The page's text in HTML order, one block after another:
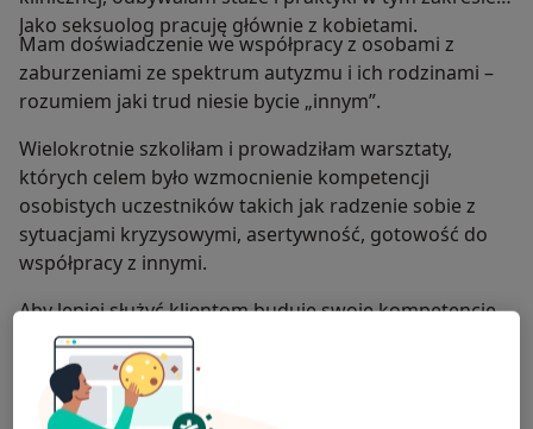
Jako seksuolog pracuję głównie z kobietami.
Mam doświadczenie we współpracy z osobami z
zaburzeniami ze spektrum autyzmu i ich rodzinami –
rozumiem jaki trud niesie bycie „innym”.
Wielokrotnie szkoliłam i prowadziłam warsztaty,
których celem było wzmocnienie kompetencji
osobistych uczestników takich jak radzenie sobie z
sytuacjami kryzysowymi, asertywność, gotowość do
współpracy z innymi.
Aby lepiej służyć klientom buduję swoje kompetencje
w zakresie kierunku jakim jest Gestalt. Aktualnie
jestem na trzecim roku 4 letniego procesu kształcenia
w kierunku psychoterapii (Łódzka Szkoła Gestalt).